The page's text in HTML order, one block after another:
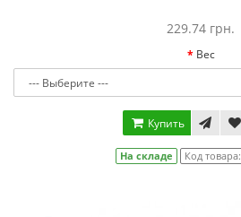
229.74 грн.
Вес
Купить
На складе Код товара: